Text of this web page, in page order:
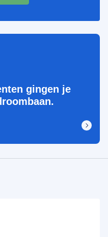
gingen je